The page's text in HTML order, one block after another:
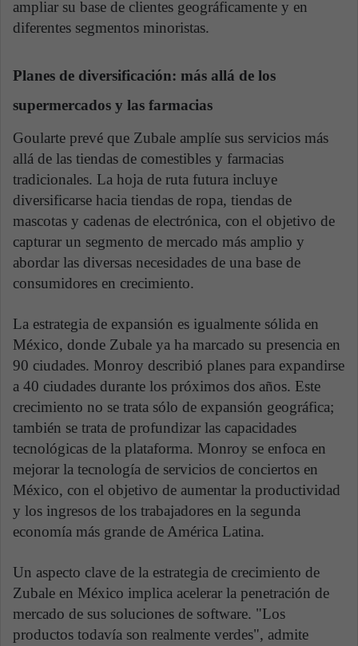
ampliar su base de clientes geográficamente y en
diferentes segmentos minoristas.
Planes de diversificación: más allá de los
supermercados y las farmacias
Goularte prevé que Zubale amplíe sus servicios más
allá de las tiendas de comestibles y farmacias
tradicionales. La hoja de ruta futura incluye
diversificarse hacia tiendas de ropa, tiendas de
mascotas y cadenas de electrónica, con el objetivo de
capturar un segmento de mercado más amplio y
abordar las diversas necesidades de una base de
consumidores en crecimiento.
La estrategia de expansión es igualmente sólida en
México, donde Zubale ya ha marcado su presencia en
90 ciudades. Monroy describió planes para expandirse
a 40 ciudades durante los próximos dos años. Este
crecimiento no se trata sólo de expansión geográfica;
también se trata de profundizar las capacidades
tecnológicas de la plataforma. Monroy se enfoca en
mejorar la tecnología de servicios de conciertos en
México, con el objetivo de aumentar la productividad
y los ingresos de los trabajadores en la segunda
economía más grande de América Latina.
Un aspecto clave de la estrategia de crecimiento de
Zubale en México implica acelerar la penetración de
mercado de sus soluciones de software. "Los
productos todavía son realmente verdes", admite